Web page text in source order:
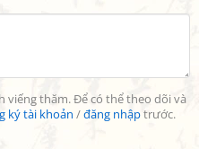
viếng thăm. Để có thể theo dõi và
ký tài khoản /đăng nhậptrước.